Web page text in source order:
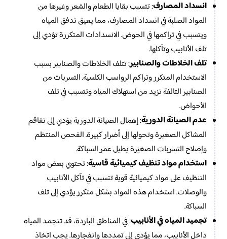
انسداد المصارف: تتسبب بقايا الطعام والشعر وغيرها من
المواد الصلبة في انسداد المصارف، مما يعيق تدفق المياه
ويتسبب في تراكمها في الحوض. الانسدادات المتكررة تؤدي إلى
تلف الأنابيب وتآكلها.
تلف الخلاطات والصنابير: تتلف الخلاطات والصنابير بسبب
الاستخدام المتكرر وتراكم الرواسب الكلسية. التسربات من
الصنابير التالفة تزيد من استهلاك المياه وتتسبب في تلف
الأحواض.
عدم الصيانة الدورية: إهمال الصيانة الدورية يؤدي إلى تفاقم
المشاكل الصغيرة وتحولها إلى أضرار كبيرة. الفحص المنتظم
وإصلاح التسربات الصغيرة يطيل عمر السباكة.
استخدام مواد تنظيف كيميائية قاسية: تحتوي بعض مواد
التنظيف على مواد كيميائية قوية تتسبب في تآكل الأنابيب
والوصلات. استخدام هذه المواد بشكل متكرر يؤدي إلى تلف
السباكة.
تجميد المياه في الأنابيب: في المناطق الباردة، قد تتجمد المياه
داخل الأنابيب، مما يؤدي إلى تمددها وانفجارها. يجب اتخاذ